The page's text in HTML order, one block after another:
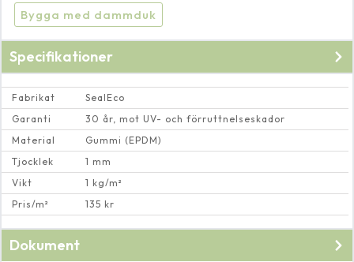
Bygga med dammduk
Specifikationer
Fabrikat
SealEco
Garanti
30 år, mot UV- och förruttnelseskador
Material
Gummi (EPDM)
Tjocklek
1 mm
Vikt
1 kg/m²
Pris/m²
135 kr
Dokument